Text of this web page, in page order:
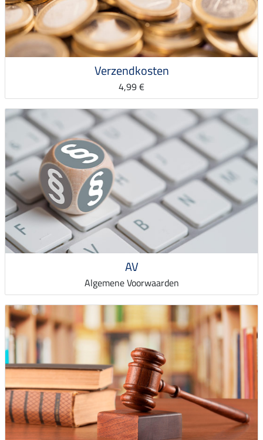
Verzendkosten
4,99 €
AV
Algemene Voorwaarden